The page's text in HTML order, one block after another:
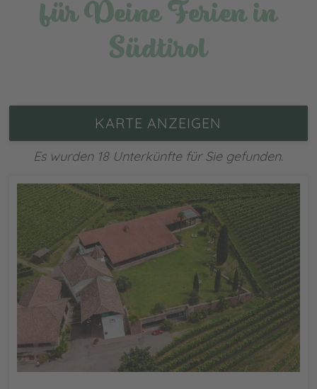
für Deine Ferien in
Südtirol
KARTE ANZEIGEN
Es wurden 18 Unterkünfte für Sie gefunden.